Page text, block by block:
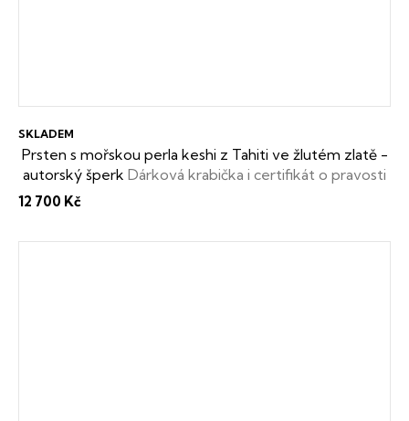
Prsten s mořskou perla keshi z Tahiti ve žlutém zlatě -
autorský šperk Dárková krabička i certifikát o pravosti
SKLADEM
12 700 Kč